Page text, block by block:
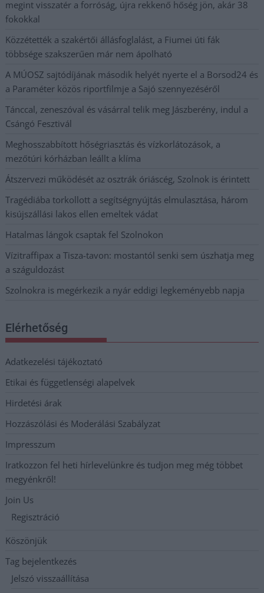
megint visszatér a forróság, újra rekkenő hőség jön, akár 38
fokokkal
Közzétették a szakértői állásfoglalást, a Fiumei úti fák
többsége szakszerűen már nem ápolható
A MÚOSZ sajtódíjának második helyét nyerte el a Borsod24 és
a Paraméter közös riportfilmje a Sajó szennyezéséről
Tánccal, zeneszóval és vásárral telik meg Jászberény, indul a
Csángó Fesztivál
Meghosszabbított hőségriasztás és vízkorlátozások, a
mezőtúri kórházban leállt a klíma
Átszervezi működését az osztrák óriáscég, Szolnok is érintett
Tragédiába torkollott a segítségnyújtás elmulasztása, három
kisújszállási lakos ellen emeltek vádat
Hatalmas lángok csaptak fel Szolnokon
Vízitraffipax a Tisza-tavon: mostantól senki sem úszhatja meg
a száguldozást
Szolnokra is megérkezik a nyár eddigi legkeményebb napja
Elérhetőség
Adatkezelési tájékoztató
Etikai és függetlenségi alapelvek
Hirdetési árak
Hozzászólási és Moderálási Szabályzat
Impresszum
Iratkozzon fel heti hírlevelünkre és tudjon meg még többet
megyénkről!
Join Us
Regisztráció
Köszönjük
Tag bejelentkezés
Jelszó visszaállítása